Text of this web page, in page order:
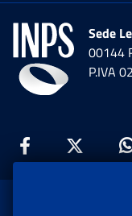
Sede
00144
P.IVA
Facebook: